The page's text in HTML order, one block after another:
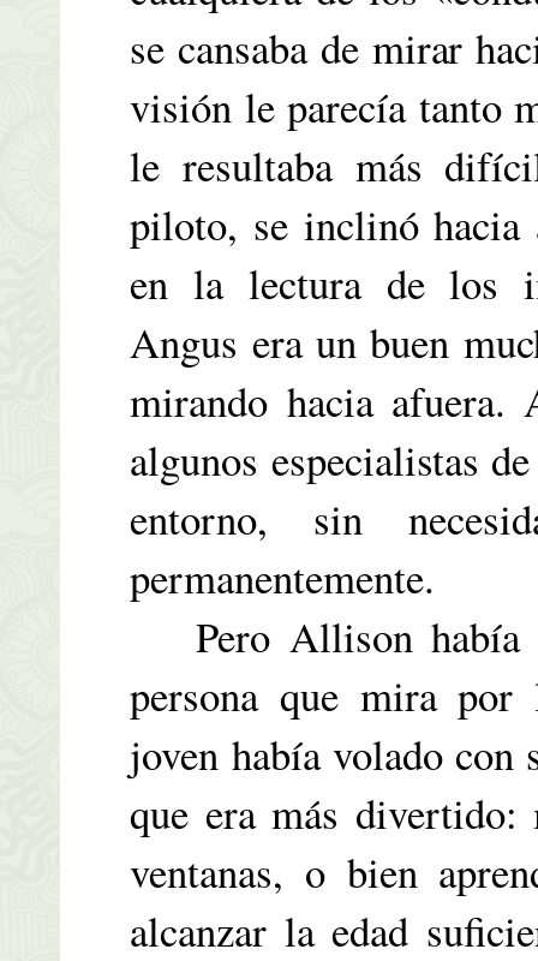
se cansaba de mirar
visión le parecía tanto
le resultaba más
piloto, se inclinó hacia
en la lectura de los
Angus era un buen
mirando hacia
algunos especialistas
entorno, sin
permanentemente.
Pero Allison había
persona que mira por
joven había volado con
que era más
ventanas, o bien
alcanzar la edad